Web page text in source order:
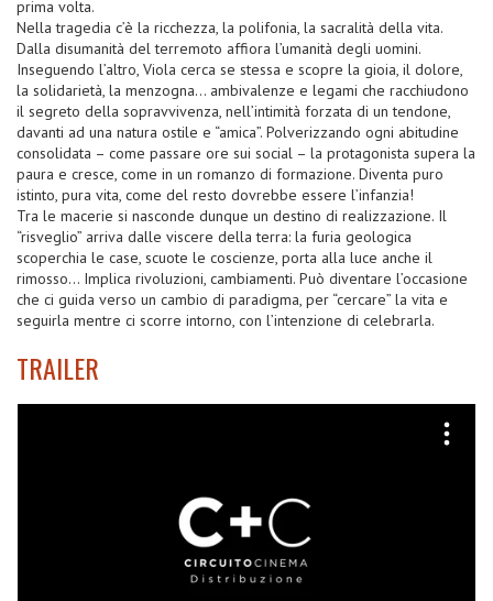
prima volta.
Nella tragedia c’è la ricchezza, la polifonia, la sacralità della vita.
Dalla disumanità del terremoto affiora l’umanità degli uomini.
Inseguendo l’altro, Viola cerca se stessa e scopre la gioia, il dolore,
la solidarietà, la menzogna… ambivalenze e legami che racchiudono
il segreto della sopravvivenza, nell’intimità forzata di un tendone,
davanti ad una natura ostile e “amica”. Polverizzando ogni abitudine
consolidata – come passare ore sui social – la protagonista supera la
paura e cresce, come in un romanzo di formazione. Diventa puro
istinto, pura vita, come del resto dovrebbe essere l’infanzia!
Tra le macerie si nasconde dunque un destino di realizzazione. Il
“risveglio” arriva dalle viscere della terra: la furia geologica
scoperchia le case, scuote le coscienze, porta alla luce anche il
rimosso… Implica rivoluzioni, cambiamenti. Può diventare l’occasione
che ci guida verso un cambio di paradigma, per “cercare” la vita e
seguirla mentre ci scorre intorno, con l’intenzione di celebrarla.
TRAILER